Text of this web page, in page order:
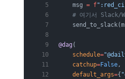
    msg
= f
# 여기서 Slack/
@dag (
    schedule
=
    catchup
=False
    default_args
={